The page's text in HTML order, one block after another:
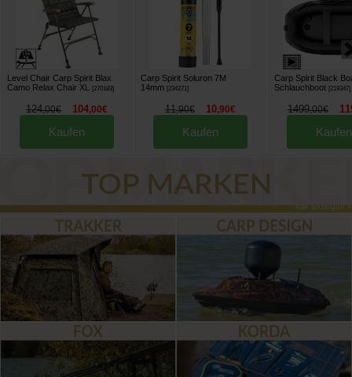
Level Chair Carp Spirit Blax
Camo Relax Chair XL
[270183]
124,00€ 104,00€
Kaufen
Carp Spirit Soluron 7M
14mm [234271]
11,90€ 10,90€
Kaufen
Carp Spirit Black
Schlauchboot [219347]
1499,00€
Kaufen
Alle anzeigen »